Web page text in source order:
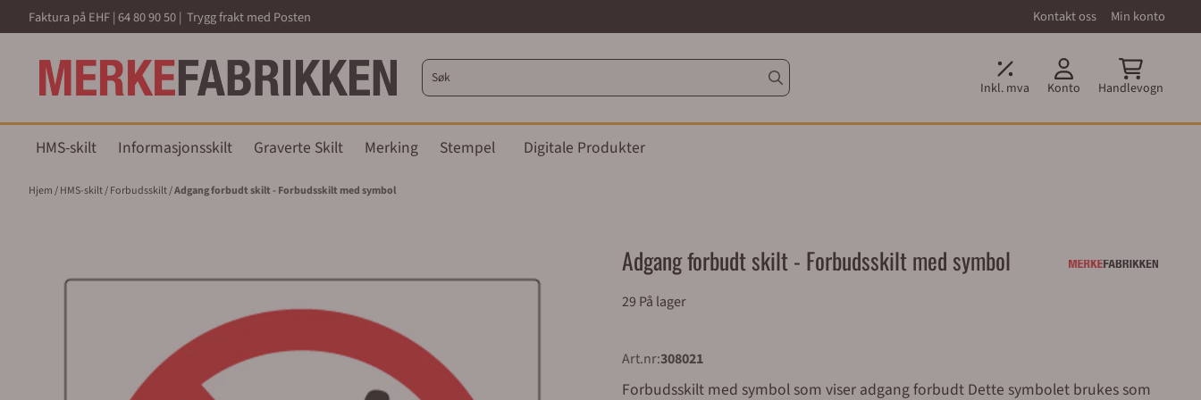
Hopp til innhold
Faktura på EHF | 64 80 90 50 | Trygg frakt med Posten Kontakt oss Min konto
Inkl. mva Konto Handlevogn
HMS-skilt Informasjonsskilt Graverte Skilt Merking Stempel Digitale Produkter
Hjem/HMS-skilt/Forbudsskilt/Adgang forbudt skilt - Forbudsskilt med symbol
Adgang forbudt skilt - Forbudsskilt med symbol
29 På lager
Art.nr:308021
Forbudsskilt med symbol som viser adgang forbudt Dette symbolet brukes som